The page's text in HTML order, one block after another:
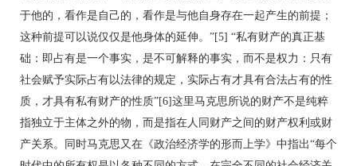
于他的，看作是自己的，看作是与他自身存在一起产生的前提；
这种前提可以说仅仅是他身体的延伸。”[5] “私有财产的真正基
础：即占有是一个事实，是不可解释的事实，而不是权力：只有
社会赋予实际占有以法律的规定，实际占有才具有合法占有的性
质，才具有私有财产的性质”[6]这里马克思所说的财产不是纯粹
指独立于主体之外的物，而是指在人同财产之间的财产权利或财
产关系。同时马克思又在《政治经济学的形而上学》中指出“每个